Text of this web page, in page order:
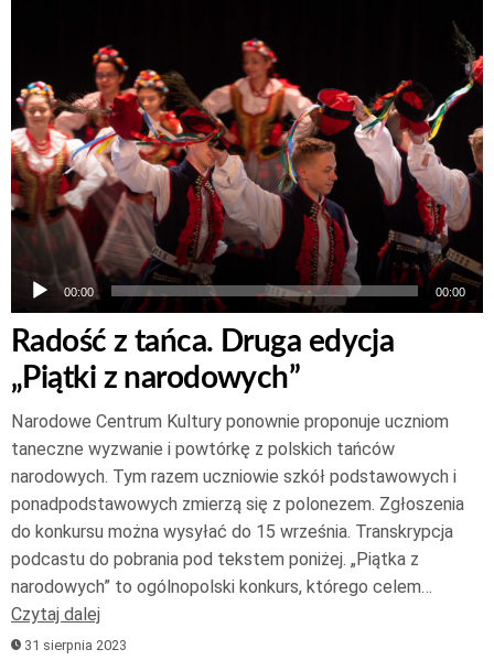
dźwiękowych
00:00 00:00
Radość z tańca. Druga edycja
„Piątki z narodowych”
Narodowe Centrum Kultury ponownie proponuje uczniom
taneczne wyzwanie i powtórkę z polskich tańców
narodowych. Tym razem uczniowie szkół podstawowych i
ponadpodstawowych zmierzą się z polonezem. Zgłoszenia
do konkursu można wysyłać do 15 września. Transkrypcja
podcastu do pobrania pod tekstem poniżej. „Piątka z
narodowych” to ogólnopolski konkurs, którego celem…
Czytaj dalej
31 sierpnia 2023